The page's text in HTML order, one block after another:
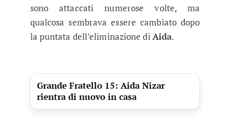
sono attaccati numerose volte, ma
qualcosa sembrava essere cambiato dopo
la puntata dell’eliminazione diAida.
Grande Fratello 15: Aida Nizar
rientra di nuovo in casa